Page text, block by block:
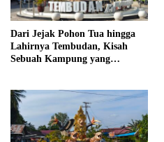
Dari Jejak Pohon Tua hingga
Lahirnya Tembudan, Kisah
Sebuah Kampung yang